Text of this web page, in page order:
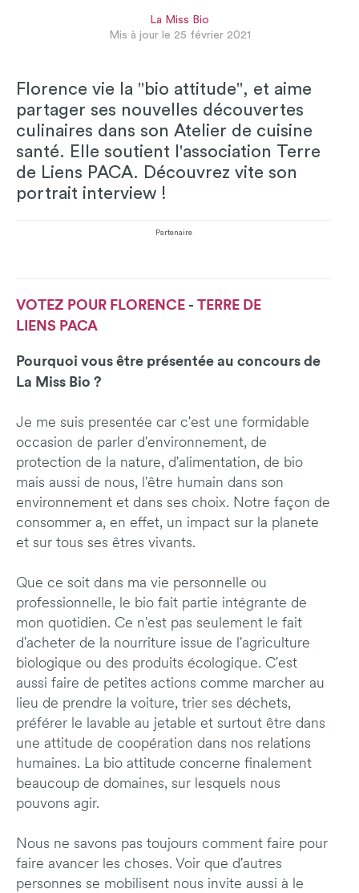
La Miss Bio
Mis à jour le 25 février 2021
Florence vie la "bio attitude", et aime
partager ses nouvelles découvertes
culinaires dans son Atelier de cuisine
santé. Elle soutient l'association Terre
de Liens PACA. Découvrez vite son
portrait interview !
Partenaire
VOTEZ POUR F LORENCE - T ERRE DE
LIENS PACA
Pourquoi vous être présentée au concours de
La Miss Bio ?
Je me suis presentée car c'est une formidable
occasion de parler d'environnement, de
protection de la nature, d'alimentation, de bio
mais aussi de nous, l'être humain dans son
environnement et dans ses choix. Notre façon de
consommer a, en effet, un impact sur la planete
et sur tous ses êtres vivants.
Que ce soit dans ma vie personnelle ou
professionnelle, le bio fait partie intégrante de
mon quotidien. Ce n'est pas seulement le fait
d'acheter de la nourriture issue de l'agriculture
biologique ou des produits écologique. C'est
aussi faire de petites actions comme marcher au
lieu de prendre la voiture, trier ses déchets,
préférer le lavable au jetable et surtout être dans
une attitude de coopération dans nos relations
humaines. La bio attitude concerne finalement
beaucoup de domaines, sur lesquels nous
pouvons agir.
Nous ne savons pas toujours comment faire pour
faire avancer les choses. Voir que d'autres
personnes se mobilisent nous invite aussi à le